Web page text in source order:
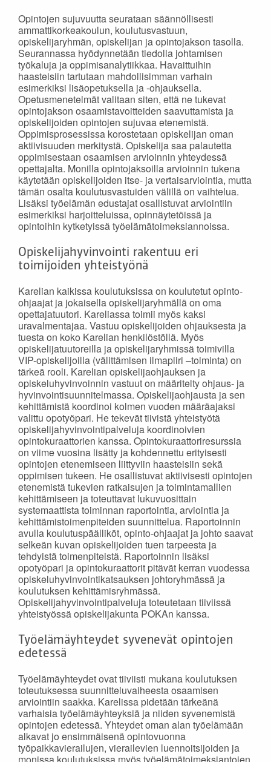
Opintojen sujuvuutta seurataan säännöllisesti
ammattikorkeakoulun, koulutusvastuun,
opiskelijaryhmän, opiskelijan ja opintojakson tasolla.
Seurannassa hyödynnetään tiedolla johtamisen
työkaluja ja oppimisanalytiikkaa. Havaittuihin
haasteisiin tartutaan mahdollisimman varhain
esimerkiksi lisäopetuksella ja -ohjauksella.
Opetusmenetelmät valitaan siten, että ne tukevat
opintojakson osaamistavoitteiden saavuttamista ja
opiskelijoiden opintojen sujuvaa etenemistä.
Oppimisprosessissa korostetaan opiskelijan oman
aktiivisuuden merkitystä. Opiskelija saa palautetta
oppimisestaan osaamisen arvioinnin yhteydessä
opettajalta. Monilla opintojaksoilla arvioinnin tukena
käytetään opiskelijoiden itse- ja vertaisarviointia, mutta
tämän osalta koulutusvastuiden välillä on vaihtelua.
Lisäksi työelämän edustajat osallistuvat arviointiin
esimerkiksi harjoitteluissa, opinnäytetöissä ja
opintoihin kytketyissä työelämätoimeksiannoissa.
Opiskelijahyvinvointi rakentuu eri
toimijoiden yhteistyönä
Karelian kaikissa koulutuksissa on koulutetut opinto-
ohjaajat ja jokaisella opiskelijaryhmällä on oma
opettajatuutori. Kareliassa toimii myös kaksi
uravalmentajaa. Vastuu opiskelijoiden ohjauksesta ja
tuesta on koko Karelian henkilöstöllä. Myös
opiskelijatuutoreilla ja opiskelijaryhmissä toimivilla
VIP-opiskelijoilla (välittämisen ilmapiiri –toiminta) on
tärkeä rooli. Karelian opiskelijaohjauksen ja
opiskeluhyvinvoinnin vastuut on määritelty ohjaus- ja
hyvinvointisuunnitelmassa. Opiskelijaohjausta ja sen
kehittämistä koordinoi kolmen vuoden määräajaksi
valittu opotyöpari. He tekevät tiivistä yhteistyötä
opiskelijahyvinvointipalveluja koordinoivien
opintokuraattorien kanssa. Opintokuraattoriresurssia
on viime vuosina lisätty ja kohdennettu erityisesti
opintojen etenemiseen liittyviin haasteisiin sekä
oppimisen tukeen. He osallistuvat aktiivisesti opintojen
etenemistä tukevien ratkaisujen ja toimintamallien
kehittämiseen ja toteuttavat lukuvuosittain
systemaattista toiminnan raportointia, arviointia ja
kehittämistoimenpiteiden suunnittelua. Raportoinnin
avulla koulutuspäälliköt, opinto-ohjaajat ja johto saavat
selkeän kuvan opiskelijoiden tuen tarpeesta ja
tehdyistä toimenpiteistä. Raportoinnin lisäksi
opotyöpari ja opintokuraattorit pitävät kerran vuodessa
opiskeluhyvinvointikatsauksen johtoryhmässä ja
koulutuksen kehittämisryhmässä.
Opiskelijahyvinvointipalveluja toteutetaan tiiviissä
yhteistyössä opiskelijakunta POKAn kanssa.
Työelämäyhteydet syvenevät opintojen
edetessä
Työelämäyhteydet ovat tiiviisti mukana koulutuksen
toteutuksessa suunnitteluvaiheesta osaamisen
arviointiin saakka. Karelissa pidetään tärkeänä
varhaisia työelämäyhteyksiä ja niiden syvenemistä
opintojen edetessä. Yhteydet oman alan työelämään
alkavat jo ensimmäisenä opintovuonna
työpaikkavierailujen, vierailevien luennoitsijoiden ja
monissa koulutuksissa myös työelämätoimeksiantojen